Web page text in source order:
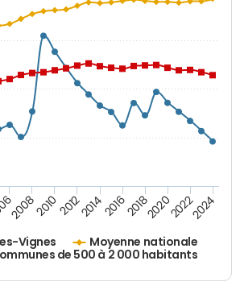
Vignes
Moyenne nationale
de 500 à 2 000 habitants
200820102012201420162018202020222024